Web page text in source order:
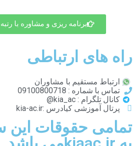
برنامه ریزی و مشاوره با رتبه های
راه های ارتباطی
ارتباط مستقیم با مشاوران
تماس با شماره : 09100800718
کانال تلگرام : kia_ac@
پرتال آموزشی کیادرس :kia-ac.ir
تمامی حقوقات این